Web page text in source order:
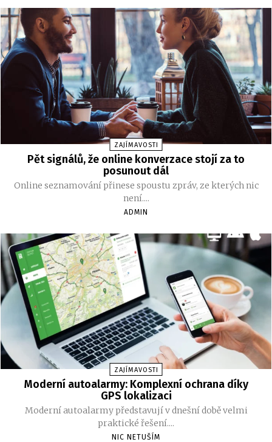
ZAJÍMAVOSTI
Pět signálů, že online konverzace stojí za to
posunout dál
Online seznamování přinese spoustu zpráv, ze kterých nic
není....
ADMIN
ZAJÍMAVOSTI
Moderní autoalarmy: Komplexní ochrana díky
GPS lokalizaci
Moderní autoalarmy představují v dnešní době velmi
praktické řešení....
NIC NETUŠÍM